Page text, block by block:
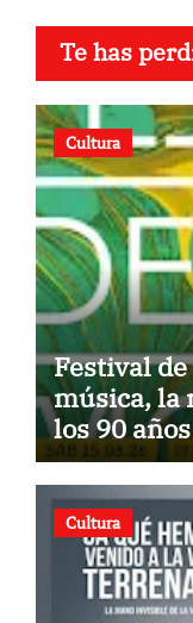
Te has
Cultura
Festival
música, la
los 90
concierto
Cultura